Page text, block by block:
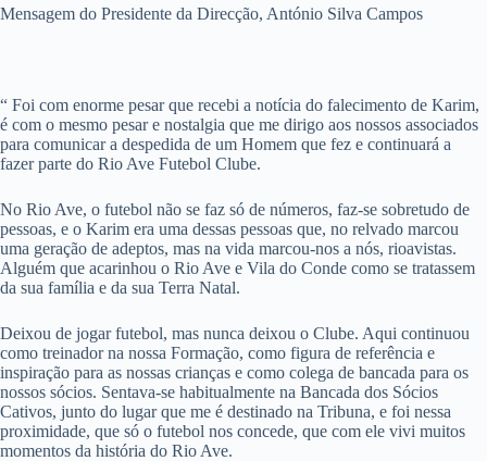
Mensagem do Presidente da Direcção, António Silva Campos
“ Foi com enorme pesar que recebi a notícia do falecimento de Karim,
é com o mesmo pesar e nostalgia que me dirigo aos nossos associados
para comunicar a despedida de um Homem que fez e continuará a
fazer parte do Rio Ave Futebol Clube.
No Rio Ave, o futebol não se faz só de números, faz-se sobretudo de
pessoas, e o Karim era uma dessas pessoas que, no relvado marcou
uma geração de adeptos, mas na vida marcou-nos a nós, rioavistas.
Alguém que acarinhou o Rio Ave e Vila do Conde como se tratassem
da sua família e da sua Terra Natal.
Deixou de jogar futebol, mas nunca deixou o Clube. Aqui continuou
como treinador na nossa Formação, como figura de referência e
inspiração para as nossas crianças e como colega de bancada para os
nossos sócios. Sentava-se habitualmente na Bancada dos Sócios
Cativos, junto do lugar que me é destinado na Tribuna, e foi nessa
proximidade, que só o futebol nos concede, que com ele vivi muitos
momentos da história do Rio Ave.